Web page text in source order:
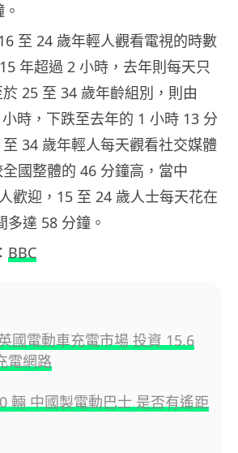
至 24 歲年輕人觀看電視的時數
年超過 2 小時，去年則每天只
25 至 34 歲年齡組別，則由
時，下跌至去年的 1 小時 13 分
34 歲年輕人每天觀看社交媒體
國整體的 46 分鐘高，當中
歡迎，15 至 24 歲人士每天花在
達 58 分鐘。
BBC
國電動車充電市場 投資 15.6
電網路
輛 中國製電動巴士 是否有遙距